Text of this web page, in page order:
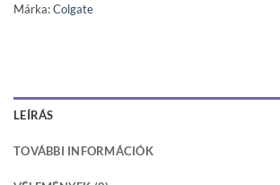
Márka:Colgate
LEÍRÁS
TOVÁBBI INFORMÁCIÓK